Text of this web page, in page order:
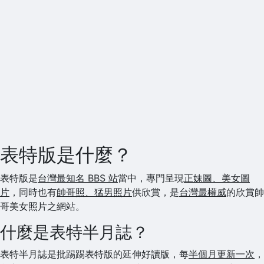
表特版是什麼？
表特版是台灣最知名 BBS 站當中，專門呈現正妹圖、美女圖
片 ，同時也有帥哥照、猛男照片供欣賞，是台灣最權威的欣賞帥
哥美女照片之網站。
什麼是表特半月誌？
表特半月誌是批踢踢表特版的延伸好讀版，每半個月更新一次 ，